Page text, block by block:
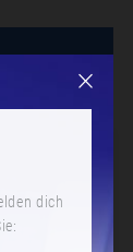
dich